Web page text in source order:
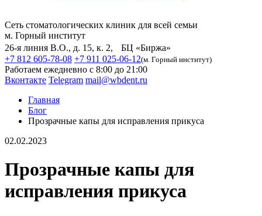
Сеть стоматологических клиник для всей семьи
м. Горный институт
26-я линия В.О., д. 15, к. 2, БЦ «Биржа»
+7 812 605-78-08 +7 911 025-06-12(м. Горный институт)
Работаем ежедневно с 8:00 до 21:00
Вконтакте Telegram mail@wbdent.ru
Главная
Блог
Прозрачные капы для исправления прикуса
02.02.2023
Прозрачные капы для
исправления прикуса